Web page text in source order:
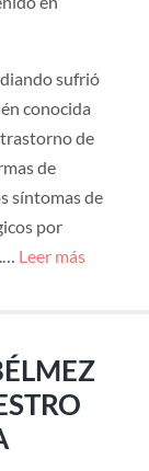
sufrió
conocida
de
de
síntomas de
por
Leer más